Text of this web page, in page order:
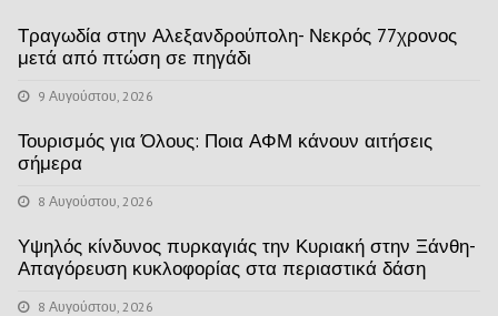
Τραγωδία στην Αλεξανδρούπολη- Νεκρός 77χρονος
μετά από πτώση σε πηγάδι
9 Αυγούστου, 2026
Τουρισμός για Όλους: Ποια ΑΦΜ κάνουν αιτήσεις
σήμερα
8 Αυγούστου, 2026
Υψηλός κίνδυνος πυρκαγιάς την Κυριακή στην Ξάνθη-
Απαγόρευση κυκλοφορίας στα περιαστικά δάση
8 Αυγούστου, 2026